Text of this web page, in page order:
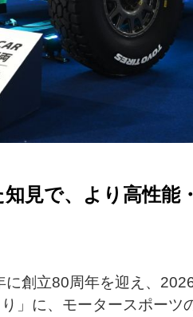
見で、より高性能
に創立80周年を迎え、
」に、モータースポーツ